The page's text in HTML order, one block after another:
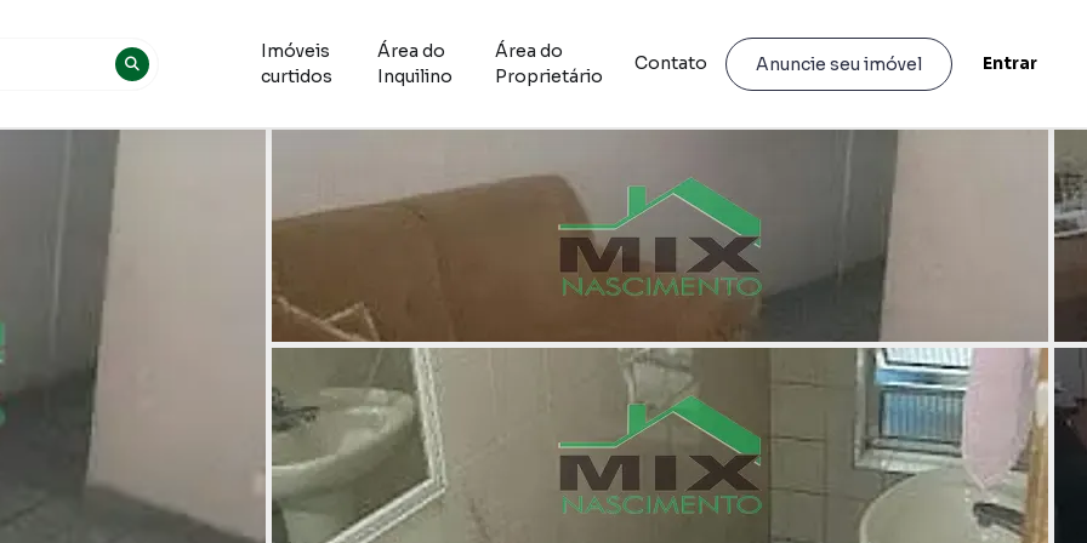
Imóveis
curtidos
Área do
Inquilino
Área do
Proprietário
Contato Anuncie seu imóvel Entrar